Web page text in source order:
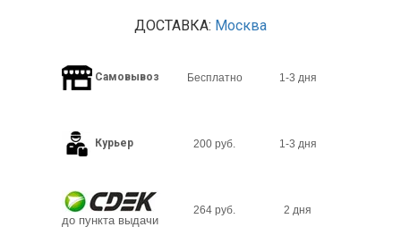
ДОСТАВКА: Москва
Самовывоз Бесплатно 1-3 дня
Курьер 200 руб. 1-3 дня
до пункта выдачи
264 руб. 2 дня